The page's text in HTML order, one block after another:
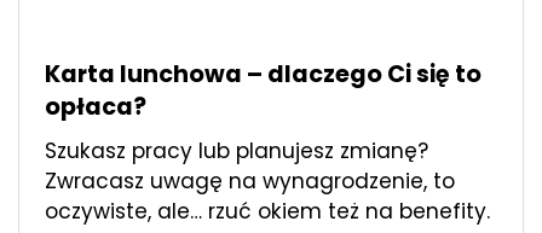
Karta lunchowa – dlaczego Ci się to
opłaca?
Szukasz pracy lub planujesz zmianę?
Zwracasz uwagę na wynagrodzenie, to
oczywiste, ale… rzuć okiem też na benefity.